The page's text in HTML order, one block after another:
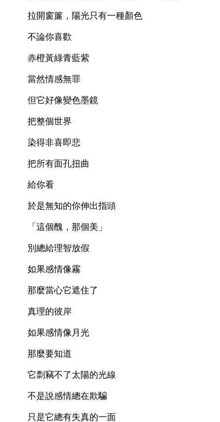
拉開窗簾，陽光只有一種顏色
不論你喜歡
赤橙黃綠青藍紫
當然情感無罪
但它好像變色墨鏡
把整個世界
染得非喜即悲
把所有面孔扭曲
給你看
於是無知的你伸出指頭
「這個醜，那個美」
別總給理智放假
如果感情像霧
那麼當心它遮住了
真理的彼岸
如果感情像月光
那麼要知道
它剽竊不了太陽的光線
不是說感情總在欺騙
只是它總有失真的一面